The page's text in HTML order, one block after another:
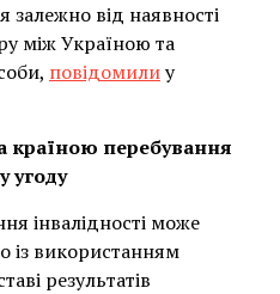
залежно від наявності
між Україною та
повідомилиу
перебування
угоду
інвалідності може
із використанням
результатів